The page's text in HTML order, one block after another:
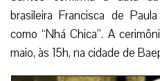
brasileira Francisca de
como “Nhá Chica”. A
maio, às 15h, na cidade de